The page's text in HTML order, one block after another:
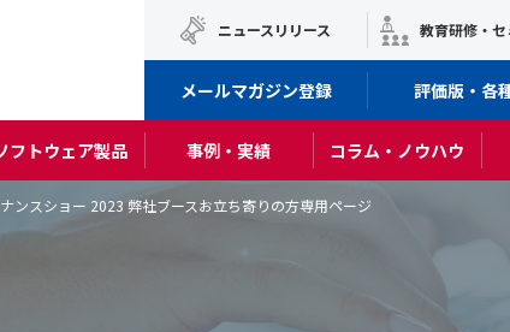
フトウェア製品 事例・実績 コラム・ノウハウ
ニュースリリース 教育研修・
メールマガジン登録 評価版・各
ンスショー 2023 弊社ブースお立ち寄りの方専用ページ